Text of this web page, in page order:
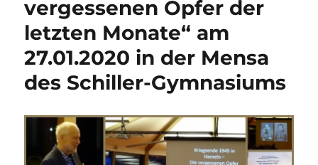
vergessenen Opfer der
letzten Monate“ am
27.01.2020 in der Mensa
des Schiller-Gymnasiums